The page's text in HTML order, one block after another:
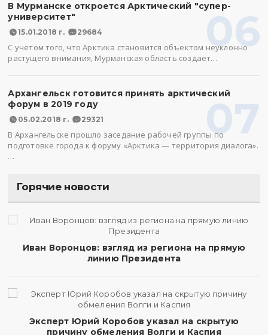
06
В Мурманске откроется Арктический "супер-
университет"
15.01.2018 г. 29684
С учетом того, что Арктика становится объектом неуклонно
растущего внимания, Мурманская область создает…
07
Архангельск готовится принять арктический
форум в 2019 году
05.02.2018 г. 29321
В Архангельске прошло заседание рабочей группы по
подготовке города к форуму «Арктика — территория диалога».
…
Горячие новости
Иван Воронцов: взгляд из региона на прямую
линию Президента
Эксперт Юрий Коробов указал на скрытую
причину обмеления Волги и Каспия